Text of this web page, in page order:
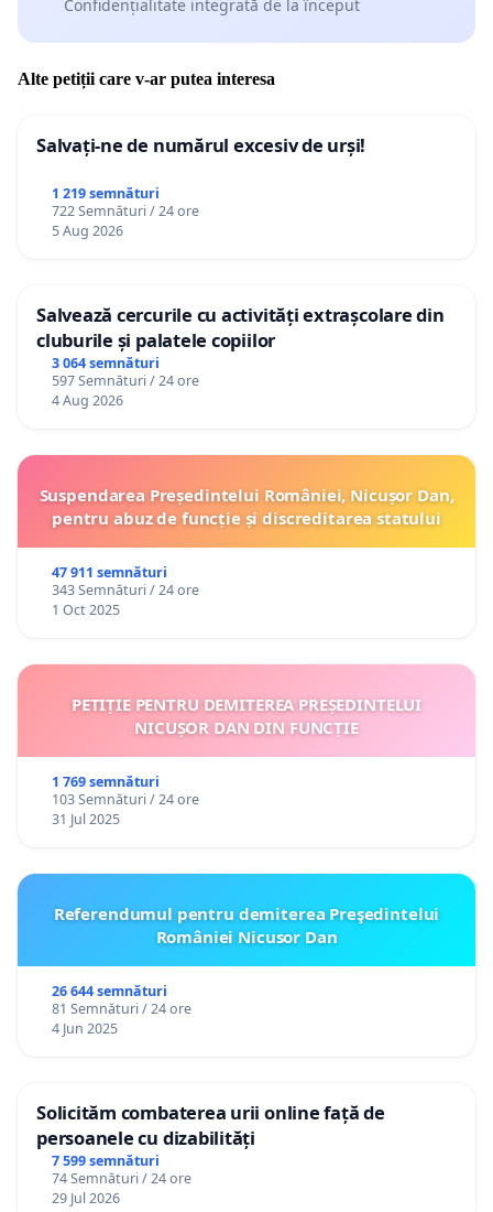
Confidențialitate integrată de la început
Alte petiții care v-ar putea interesa
Salvați-ne de numărul excesiv de urși!
1 219 semnături
722 Semnături / 24 ore
5 Aug 2026
Salvează cercurile cu activități extrașcolare din
cluburile și palatele copiilor
3 064 semnături
597 Semnături / 24 ore
4 Aug 2026
Suspendarea Președintelui României, Nicușor Dan,
pentru abuz de funcție și discreditarea statului
47 911 semnături
343 Semnături / 24 ore
1 Oct 2025
PETIȚIE PENTRU DEMITEREA PREȘEDINTELUI
NICUȘOR DAN DIN FUNCȚIE
1 769 semnături
103 Semnături / 24 ore
31 Jul 2025
Referendumul pentru demiterea Preşedintelui
României Nicusor Dan
26 644 semnături
81 Semnături / 24 ore
4 Jun 2025
Solicităm combaterea urii online față de
persoanele cu dizabilități
7 599 semnături
74 Semnături / 24 ore
29 Jul 2026